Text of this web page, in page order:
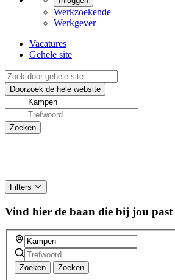
Werkzoekende
Werkgever
Vacatures
Gehele site
Filters
Vind hier de baan die bij jou past
Zoeken Zoeken